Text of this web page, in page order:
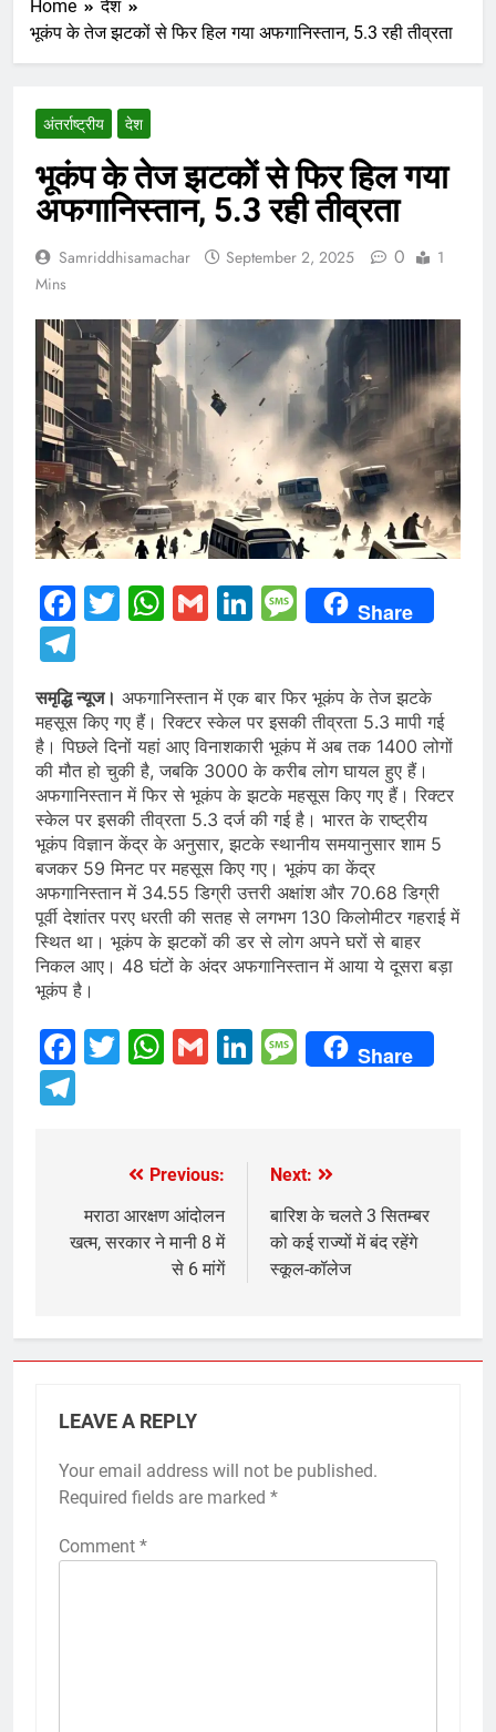
Home
देश
भूकंप के तेज झटकों से फिर हिल गया अफगानिस्तान, 5.3 रही तीव्रता
अंतर्राष्ट्रीय देश
भूकंप के तेज झटकों से फिर हिल गया
अफगानिस्तान, 5.3 रही तीव्रता
Samriddhisamachar September 2, 2025 0
1
Mins
Facebook
Twitter
WhatsApp
GmailLinkedIn
Message
Share
समृद्धि न्यूज। अफगानिस्तान में एक बार फिर भूकंप के तेज झटके
महसूस किए गए हैं। रिक्टर स्केल पर इसकी तीव्रता 5.3 मापी गई
है। पिछले दिनों यहां आए विनाशकारी भूकंप में अब तक 1400 लोगों
की मौत हो चुकी है, जबकि 3000 के करीब लोग घायल हुए हैं।
अफगानिस्तान में फिर से भूकंप के झटके महसूस किए गए हैं। रिक्टर
स्केल पर इसकी तीव्रता 5.3 दर्ज की गई है। भारत के राष्ट्रीय
भूकंप विज्ञान केंद्र के अनुसार, झटके स्थानीय समयानुसार शाम 5
बजकर 59 मिनट पर महसूस किए गए। भूकंप का केंद्र
अफगानिस्तान में 34.55 डिग्री उत्तरी अक्षांश और 70.68 डिग्री
पूर्वी देशांतर परए धरती की सतह से लगभग 130 किलोमीटर गहराई में
स्थित था। भूकंप के झटकों की डर से लोग अपने घरों से बाहर
निकल आए। 48 घंटों के अंदर अफगानिस्तान में आया ये दूसरा बड़ा
भूकंप है।
Facebook
Twitter
WhatsApp
GmailLinkedIn
Message
Share
navigation
Previous:
मराठा आरक्षण आंदोलन
खत्म, सरकार ने मानी 8 में
से 6 मांगें
Next:
बारिश के चलते 3 सितम्बर
को कई राज्यों में बंद रहेंगे
स्कूल-कॉलेज
LEAVE A REPLY
Your email address will not be published.
Required fields are marked *
Comment *